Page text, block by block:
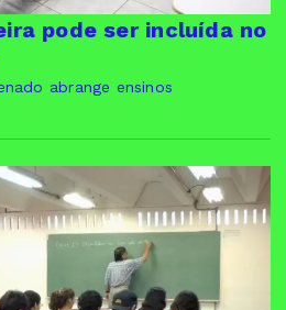
pode ser incluída no
abrange ensinos